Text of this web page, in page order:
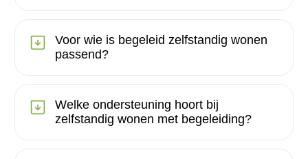
Voor wie is begeleid zelfstandig wonen
passend?
Welke ondersteuning hoort bij
zelfstandig wonen met begeleiding?